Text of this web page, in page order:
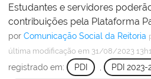
Estudantes e servidores
contribuições pela Plataforma
por Comunicação Social da Reitoria
última modificação em 31/08/2023
registrado em: PDI PDI 2023-